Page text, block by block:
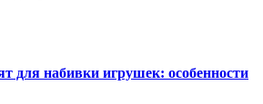
для набивки игрушек: особенности